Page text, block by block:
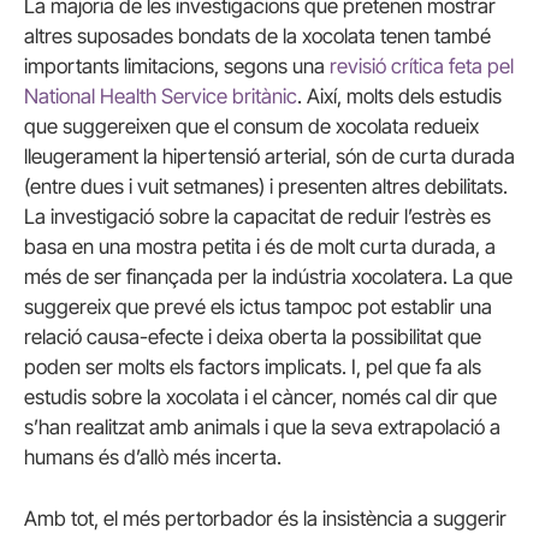
La majoria de les investigacions que pretenen mostrar
altres suposades bondats de la xocolata tenen també
importants limitacions, segons una revisió crítica feta pel
National Health Service britànic. Així, molts dels estudis
que suggereixen que el consum de xocolata redueix
lleugerament la hipertensió arterial, són de curta durada
(entre dues i vuit setmanes) i presenten altres debilitats.
La investigació sobre la capacitat de reduir l’estrès es
basa en una mostra petita i és de molt curta durada, a
més de ser finançada per la indústria xocolatera. La que
suggereix que prevé els ictus tampoc pot establir una
relació causa-efecte i deixa oberta la possibilitat que
poden ser molts els factors implicats. I, pel que fa als
estudis sobre la xocolata i el càncer, només cal dir que
s’han realitzat amb animals i que la seva extrapolació a
humans és d’allò més incerta.
Amb tot, el més pertorbador és la insistència a suggerir